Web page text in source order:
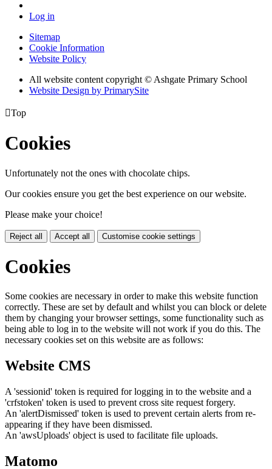
Log in
Sitemap
Cookie Information
Website Policy
All website content copyright © Ashgate Primary School
Website Design by PrimarySite
Top
Cookies
Unfortunately not the ones with chocolate chips.
Our cookies ensure you get the best experience on our website.
Please make your choice!
Reject all Accept all Customise cookie settings
Cookies
Some cookies are necessary in order to make this website function
correctly. These are set by default and whilst you can block or delete
them by changing your browser settings, some functionality such as
being able to log in to the website will not work if you do this. The
necessary cookies set on this website are as follows:
Website CMS
A 'sessionid' token is required for logging in to the website and a
'crfstoken' token is used to prevent cross site request forgery.
An 'alertDismissed' token is used to prevent certain alerts from re-
appearing if they have been dismissed.
An 'awsUploads' object is used to facilitate file uploads.
Matomo